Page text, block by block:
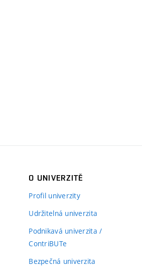
O UNIVERZITĚ
Profil univerzity
Udržitelná univerzita
Podnikavá univerzita /
ContriBUTe
Bezpečná univerzita